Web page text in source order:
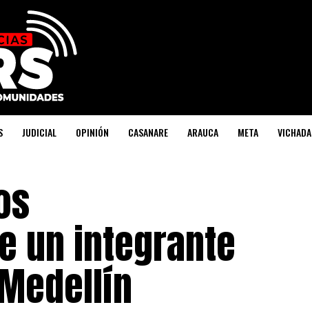
JUDICIAL OPINIÓN CASANARE ARAUCA META VICHADA
un integrante